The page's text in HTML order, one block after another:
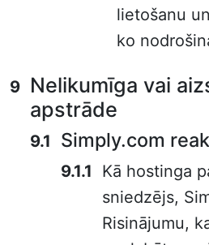
lietošanu
ko
Nelikumīga vai
apstrāde
Simply.com
Kā hostinga
sniedzējs,
Risinājumu,